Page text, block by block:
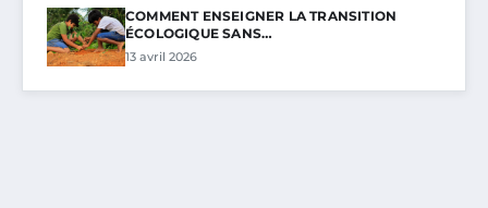
COMMENT ENSEIGNER LA TRANSITION
ÉCOLOGIQUE SANS…
13 avril 2026